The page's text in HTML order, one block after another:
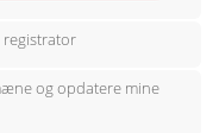
og opdatere mine